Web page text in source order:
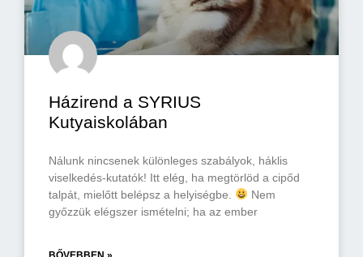
Házirend a SYRIUS
Kutyaiskolában
Nálunk nincsenek különleges szabályok, háklis
viselkedés-kutatók! Itt elég, ha megtörlöd a cipőd
talpát, mielőtt belépsz a helyiségbe.
Nem
győzzük elégszer ismételni; ha az ember